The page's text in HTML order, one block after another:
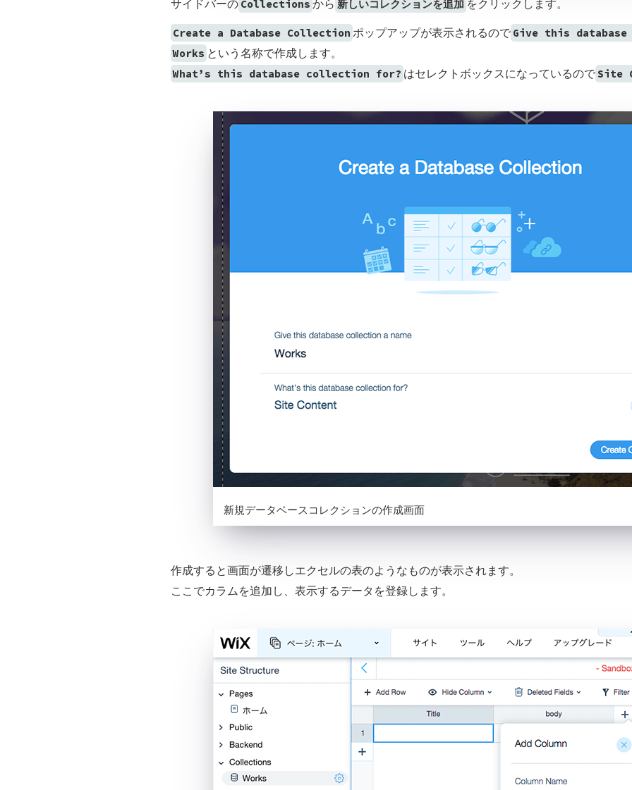
サイドバーの Collections から 新しいコレクションを追加 をクリックします。
Create a Database Collection ポップアップが表示されるので Give this
Works という名称で作成します。
What’s this database collection for? はセレクトボックスになっているのでSite
新規データベースコレクションの作成画面
作成すると画面が遷移しエクセルの表のようなものが表示されます。
ここでカラムを追加し、表示するデータを登録します。